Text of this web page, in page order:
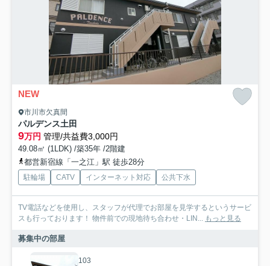
NEW
市川市欠真間
パルデンス土田
9万円 管理/共益費3,000円
49.08㎡ (1LDK) /築35年 /2階建
都営新宿線「一之江」駅 徒歩28分
駐輪場 CATV インターネット対応 公共下水
TV電話などを使用し、スタッフが代理でお部屋を見学するというサービ
スも行っております！ 物件前での現地待ち合わせ・LIN... もっと見る
募集中の部屋
103